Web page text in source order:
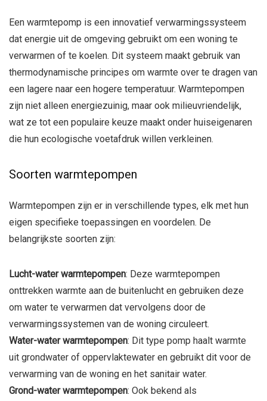
Een warmtepomp is een innovatief verwarmingssysteem
dat energie uit de omgeving gebruikt om een woning te
verwarmen of te koelen. Dit systeem maakt gebruik van
thermodynamische principes om warmte over te dragen van
een lagere naar een hogere temperatuur. Warmtepompen
zijn niet alleen energiezuinig, maar ook milieuvriendelijk,
wat ze tot een populaire keuze maakt onder huiseigenaren
die hun ecologische voetafdruk willen verkleinen.
Soorten warmtepompen
Warmtepompen zijn er in verschillende types, elk met hun
eigen specifieke toepassingen en voordelen. De
belangrijkste soorten zijn:
Lucht-water warmtepompen: Deze warmtepompen
onttrekken warmte aan de buitenlucht en gebruiken deze
om water te verwarmen dat vervolgens door de
verwarmingssystemen van de woning circuleert.
Water-water warmtepompen: Dit type pomp haalt warmte
uit grondwater of oppervlaktewater en gebruikt dit voor de
verwarming van de woning en het sanitair water.
Grond-water warmtepompen: Ook bekend als